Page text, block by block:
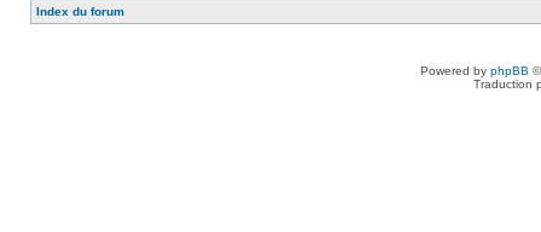
Index du forum
Powered by phpBB
Traduction